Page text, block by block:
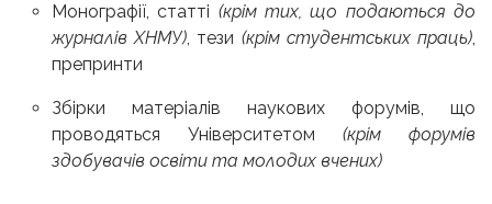
Монографії, статті (крім тих, що подаються до
журналів ХНМУ), тези (крім студентських праць),
препринти
Збірки матеріалів наукових форумів, що
проводяться Університетом (крім форумів
здобувачів освіти та молодих вчених)